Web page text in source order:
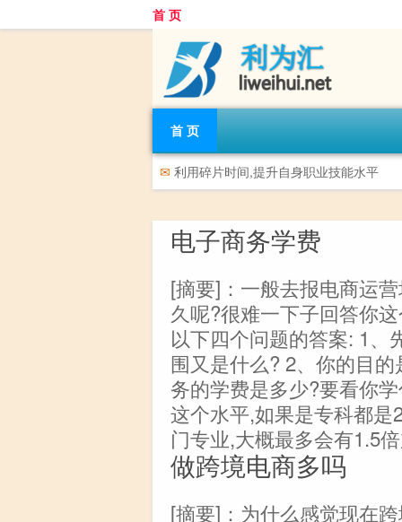
首 页
首 页
✉ 利用碎片时间,提升自身职业技能水平
电子商务学费
[摘要]：一般去报电商运
久呢?很难一下子回答你
以下四个问题的答案: 1、
围又是什么? 2、你的目
务的学费是多少?要看你
这个水平,如果是专科都
门专业,大概最多会有1.5
做跨境电商多吗
[摘要]：为什么感觉现在